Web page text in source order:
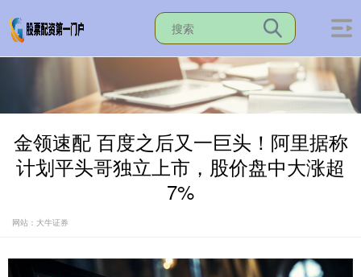
金领速配 百度之后又一巨头！阿里据称
计划平头哥独立上市，股价盘中大涨超
7%
网站：大牛证券